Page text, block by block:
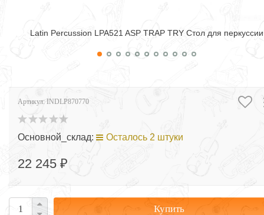
Latin Percussion LPA521 ASP TRAP TRY Стол для перкуссии
Артикул: INDLP870770
Основной_склад: Осталось 2 штуки
22 245 ₽
Купить